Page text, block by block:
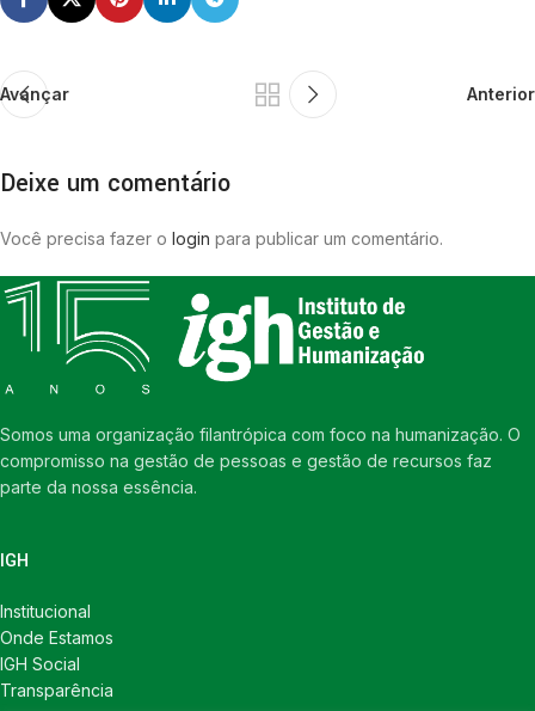
Avançar Anterior
Deixe um comentário
Você precisa fazer o login para publicar um comentário.
Somos uma organização filantrópica com foco na humanização. O
compromisso na gestão de pessoas e gestão de recursos faz
parte da nossa essência.
IGH
Institucional
Onde Estamos
IGH Social
Transparência